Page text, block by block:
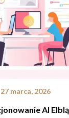
27 marca, 2026
AI